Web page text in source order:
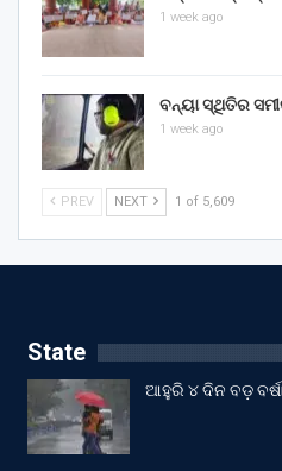
1 week ago
ବନ୍ୟା ସ୍ଥିତିର
1 week ago
PREV NEXT 1 of 5,609
State
ଆହୁରି ୪ ଦିନ ବଡ଼